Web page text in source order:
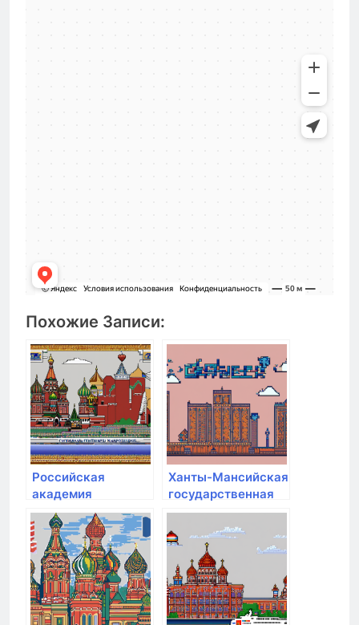
Похожие Записи:
Российская
академия
народного
хозяйства и
государственной
службы при
Президенте РФ
Ханты-Мансийская
государственная
медицинская
академия